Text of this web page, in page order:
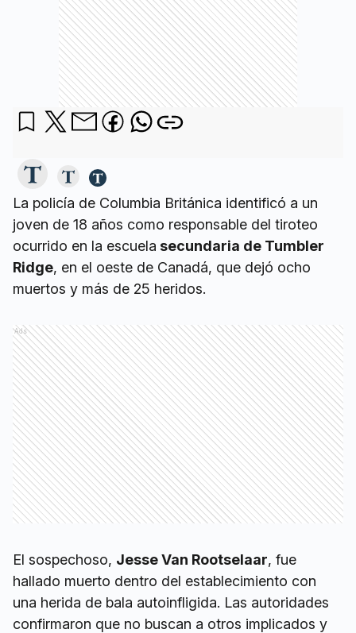
La policía de Columbia Británica identificó a un
joven de 18 años como responsable del tiroteo
ocurrido en la escuela secundaria de Tumbler
Ridge, en el oeste de Canadá, que dejó ocho
muertos y más de 25 heridos.
Ads
El sospechoso, Jesse Van Rootselaar, fue
hallado muerto dentro del establecimiento con
una herida de bala autoinfligida. Las autoridades
confirmaron que no buscan a otros implicados y